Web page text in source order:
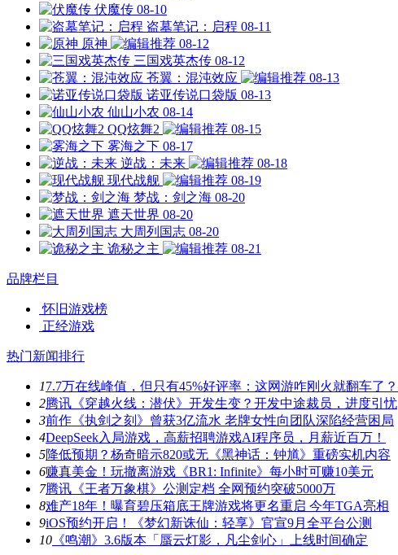
伏魔传 08-10
盗墓笔记：启程 08-11
原神
08-12
三国戏英杰传 08-12
苍翼：混沌效应
08-13
诺亚传说口袋版 08-13
仙山小农 08-14
QQ炫舞2
08-15
雾海之下 08-17
逆战：未来
08-18
现代战舰
08-19
梦战：剑之海 08-20
遮天世界 08-20
大周列国志 08-20
诡秘之主
08-21
品牌栏目
怀旧游戏榜
正经游戏
热门新闻排行
17.7万在线峰值，但只有45%好评率：这网游咋刚火就翻车了？
2腾讯《穿越火线：潜伏》开发生变？开发中途裁员，进度引忧
3前作《执剑之刻》曾获3亿流水 老牌女性向团队深陷经营困局
4DeepSeek入局游戏，高薪招聘游戏AI程序员，月薪近百万！
5降低预期？杨奇暗示820或无《黑神话：钟馗》重磅实机内容
6赚真美金！玩撤离游戏《BR1: Infinite》每小时可赚10美元
7腾讯《王者万象棋》公测定档 全网预约突破5000万
8难产18年！曝育碧压箱底王牌游戏将更名重启 今年TGA亮相
9iOS预约开启！《梦幻新诛仙：轻享》官宣9月全平台公测
10 《鸣潮》3.6版本「蜃云灯影，凡尘剑心」上线时间确定